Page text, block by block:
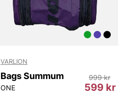
VARLION
Bags Summum
ONE 599 kr
999 kr